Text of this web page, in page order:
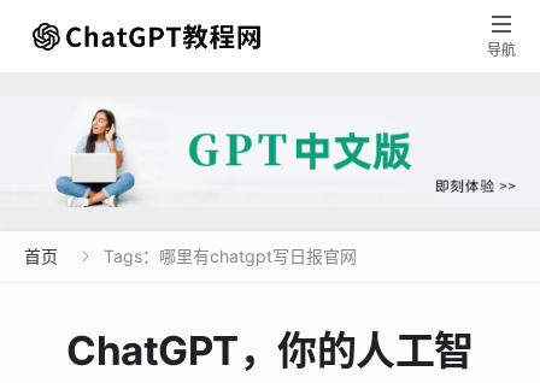

导航
首页  Tags：哪里有chatgpt写日报官网
ChatGPT，你的人工智